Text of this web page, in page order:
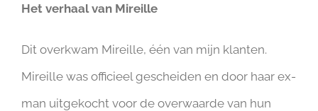
Het verhaal van Mireille
Dit overkwam Mireille, één van mijn klanten.
Mireille was officieel gescheiden en door haar ex-
man uitgekocht voor de overwaarde van hun